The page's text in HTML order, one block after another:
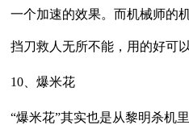
一个加速的效果。而机械师的
挡刀救人无所不能，用的好可
10、爆米花
“爆米花”其实也是从黎明杀机